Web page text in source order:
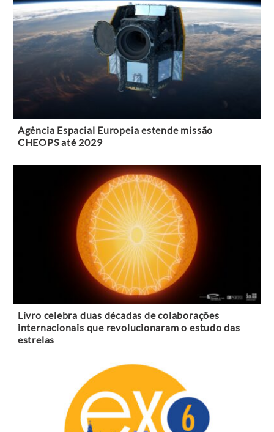
Agência Espacial Europeia estende missão
CHEOPS até 2029
Livro celebra duas décadas de colaborações
internacionais que revolucionaram o estudo das
estrelas